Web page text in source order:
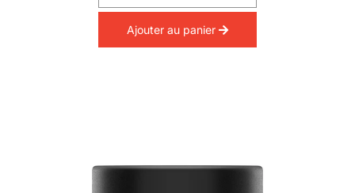
Ajouter au panier